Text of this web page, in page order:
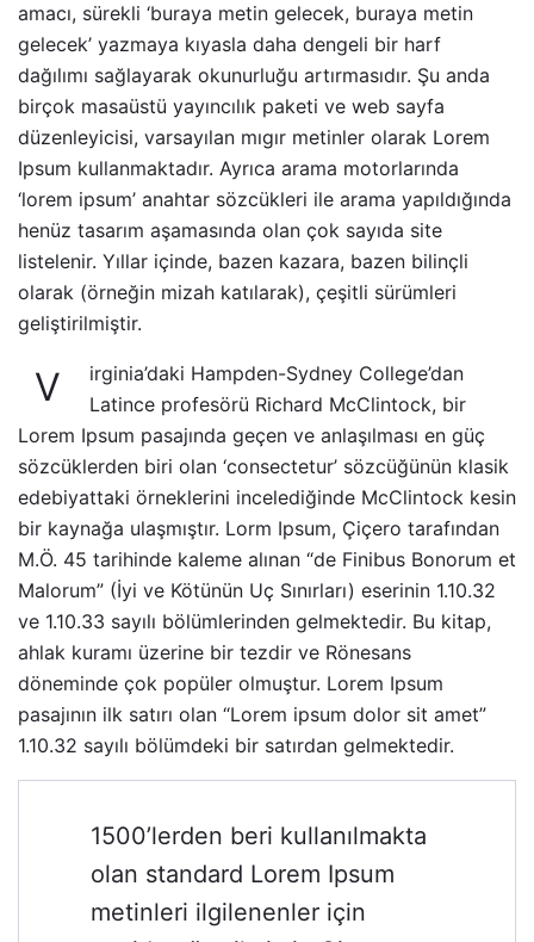
amacı, sürekli ‘buraya metin gelecek, buraya metin
gelecek’ yazmaya kıyasla daha dengeli bir harf
dağılımı sağlayarak okunurluğu artırmasıdır. Şu anda
birçok masaüstü yayıncılık paketi ve web sayfa
düzenleyicisi, varsayılan mıgır metinler olarak Lorem
Ipsum kullanmaktadır. Ayrıca arama motorlarında
‘lorem ipsum’ anahtar sözcükleri ile arama yapıldığında
henüz tasarım aşamasında olan çok sayıda site
listelenir. Yıllar içinde, bazen kazara, bazen bilinçli
olarak (örneğin mizah katılarak), çeşitli sürümleri
geliştirilmiştir.
V
irginia’daki Hampden-Sydney College’dan
Latince profesörü Richard McClintock, bir
Lorem Ipsum pasajında geçen ve anlaşılması en güç
sözcüklerden biri olan ‘consectetur’ sözcüğünün klasik
edebiyattaki örneklerini incelediğinde McClintock kesin
bir kaynağa ulaşmıştır. Lorm Ipsum, Çiçero tarafından
M.Ö. 45 tarihinde kaleme alınan “de Finibus Bonorum et
Malorum” (İyi ve Kötünün Uç Sınırları) eserinin 1.10.32
ve 1.10.33 sayılı bölümlerinden gelmektedir. Bu kitap,
ahlak kuramı üzerine bir tezdir ve Rönesans
döneminde çok popüler olmuştur. Lorem Ipsum
pasajının ilk satırı olan “Lorem ipsum dolor sit amet”
1.10.32 sayılı bölümdeki bir satırdan gelmektedir.
1500’lerden beri kullanılmakta
olan standard Lorem Ipsum
metinleri ilgilenenler için